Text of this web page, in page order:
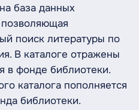
база данных
позволяющая
поиск литературы по
В каталоге отражены
в фонде библиотеки.
каталога пополняется
библиотеки.